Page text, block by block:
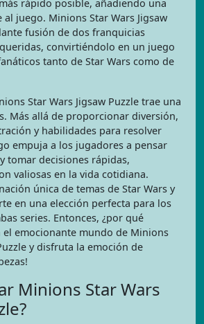
rápido posible, añadiendo una
juego. Minions Star Wars Jigsaw
fusión de dos franquicias
convirtiéndolo en un juego
tanto de Star Wars como de
Star Wars Jigsaw Puzzle trae una
Más allá de proporcionar diversión,
y habilidades para resolver
empuja a los jugadores a pensar
tomar decisiones rápidas,
valiosas en la vida cotidiana.
única de temas de Star Wars y
en una elección perfecta para los
series. Entonces, ¿por qué
el emocionante mundo de Minions
y disfruta la emoción de
Minions Star Wars